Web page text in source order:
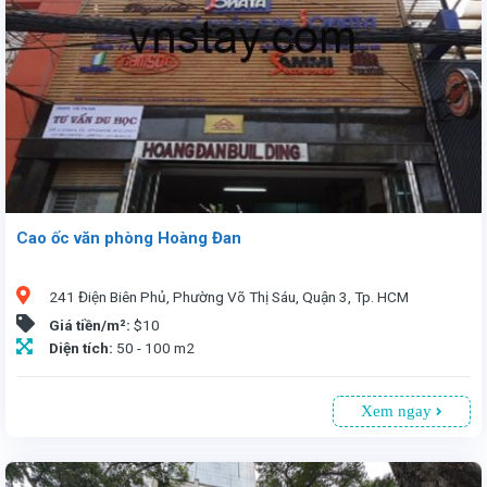
Cao ốc văn phòng Hoàng Đan
241 Điện Biên Phủ, Phường Võ Thị Sáu, Quận 3, Tp. HCM
Giá tiền/m²: $10
Diện tích: 50 - 100 m2
Xem ngay